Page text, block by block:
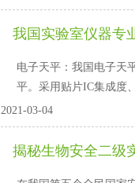
我国实验室仪器专
电子天平：我国电子
平。采用贴片IC集成
2021-03-04
揭秘生物安全二